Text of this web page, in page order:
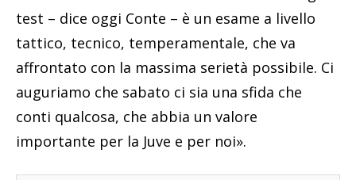
test – dice oggi Conte – è un esame a livello
tattico, tecnico, temperamentale, che va
affrontato con la massima serietà possibile. Ci
auguriamo che sabato ci sia una sfida che
conti qualcosa, che abbia un valore
importante per la Juve e per noi».